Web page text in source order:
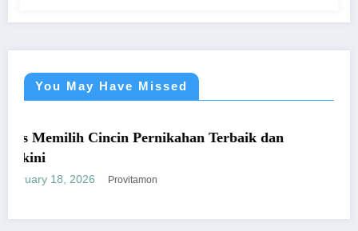
You May Have Missed
Cincin Pernikahan Terbaik dan
2026 Provitamon